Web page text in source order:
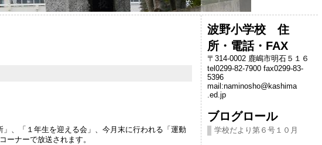
、「１年生を迎える会」、今月末に行われる「運動
ーナーで放送されます。
波野小学校 住
所・電話・FAX
〒314-0002 鹿嶋市明石５１６
tel0299-82-7900 fax0299-83-
5396
mail:naminosho@kashima
.ed.jp
ブログロール
学校だより第６号１０月